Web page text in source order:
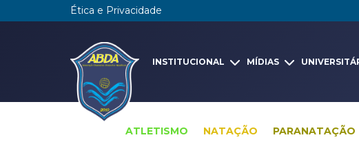
Ética e Privacidade
INSTITUCIONAL MÍDIAS
ATLETISMO NATAÇÃO PARANATAÇÃO